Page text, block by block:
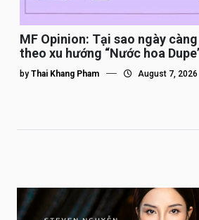
MF Opinion: Tại sao ngày
theo xu hướng “Nước hoa
by Thai Khang Pham August 7, 2026